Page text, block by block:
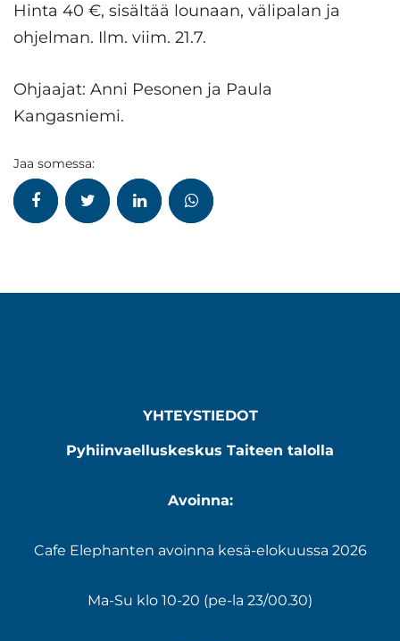
Hinta 40 €, sisältää lounaan, välipalan ja
ohjelman. Ilm. viim. 21.7.
Ohjaajat: Anni Pesonen ja Paula
Kangasniemi.
Jaa somessa:
YHTEYSTIEDOT
Pyhiinvaelluskeskus Taiteen talolla
Avoinna:
Cafe Elephanten avoinna kesä-elokuussa 2026
Ma-Su klo 10-20 (pe-la 23/00.30)